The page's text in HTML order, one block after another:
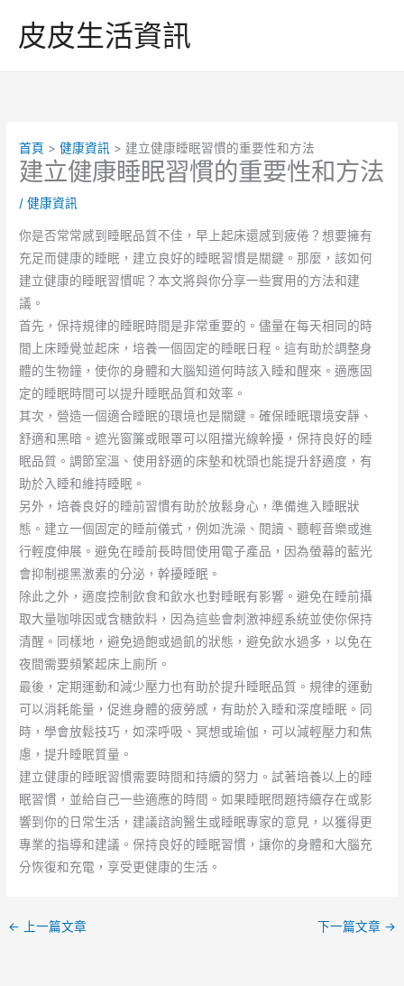
皮皮生活資訊
首頁 健康資訊 建立健康睡眠習慣的重要性和方法
建立健康睡眠習慣的重要性和方法
/健康資訊
你是否常常感到睡眠品質不佳，早上起床還感到疲倦？想要擁有
充足而健康的睡眠，建立良好的睡眠習慣是關鍵。那麼，該如何
建立健康的睡眠習慣呢？本文將與你分享一些實用的方法和建
議。
首先，保持規律的睡眠時間是非常重要的。儘量在每天相同的時
間上床睡覺並起床，培養一個固定的睡眠日程。這有助於調整身
體的生物鐘，使你的身體和大腦知道何時該入睡和醒來。適應固
定的睡眠時間可以提升睡眠品質和效率。
其次，營造一個適合睡眠的環境也是關鍵。確保睡眠環境安靜、
舒適和黑暗。遮光窗簾或眼罩可以阻擋光線幹擾，保持良好的睡
眠品質。調節室溫、使用舒適的床墊和枕頭也能提升舒適度，有
助於入睡和維持睡眠。
另外，培養良好的睡前習慣有助於放鬆身心，準備進入睡眠狀
態。建立一個固定的睡前儀式，例如洗澡、閱讀、聽輕音樂或進
行輕度伸展。避免在睡前長時間使用電子產品，因為螢幕的藍光
會抑制褪黑激素的分泌，幹擾睡眠。
除此之外，適度控制飲食和飲水也對睡眠有影響。避免在睡前攝
取大量咖啡因或含糖飲料，因為這些會刺激神經系統並使你保持
清醒。同樣地，避免過飽或過飢的狀態，避免飲水過多，以免在
夜間需要頻繁起床上廁所。
最後，定期運動和減少壓力也有助於提升睡眠品質。規律的運動
可以消耗能量，促進身體的疲勞感，有助於入睡和深度睡眠。同
時，學會放鬆技巧，如深呼吸、冥想或瑜伽，可以減輕壓力和焦
慮，提升睡眠質量。
建立健康的睡眠習慣需要時間和持續的努力。試著培養以上的睡
眠習慣，並給自己一些適應的時間。如果睡眠問題持續存在或影
響到你的日常生活，建議諮詢醫生或睡眠專家的意見，以獲得更
專業的指導和建議。保持良好的睡眠習慣，讓你的身體和大腦充
分恢復和充電，享受更健康的生活。
← 上一篇文章 下一篇文章 →